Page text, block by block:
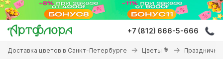
Перейти
основному
содержанию
+7 (812) 666-5-666
Вы
здесь
Доставка цветов в Санкт-Петербурге Цветы 💐